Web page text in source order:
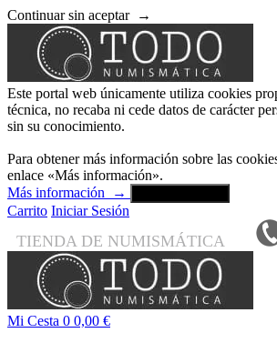
Continuar sin aceptar →
Este portal web únicamente utiliza cookies
técnica, no recaba ni cede datos de carácter
sin su conocimiento.
Para obtener más información sobre las
enlace «Más información».
Más información
→
Carrito Iniciar Sesión
TIENDA DE NUMISMÁTICA
Mi Cesta 0 0,00 €